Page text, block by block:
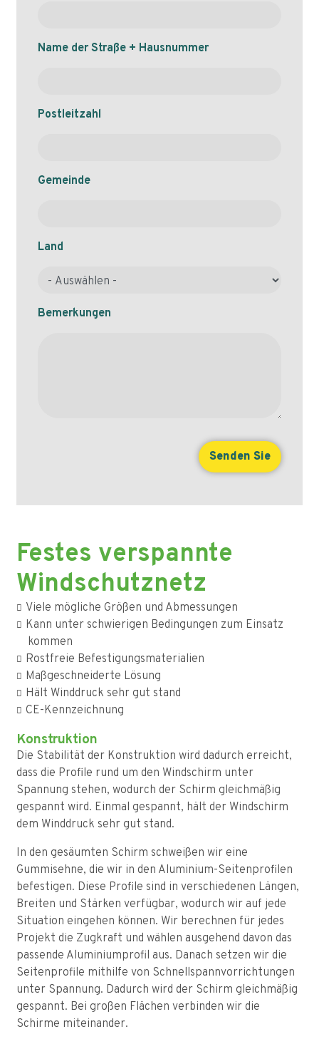
Name der Straße + Hausnummer
Postleitzahl
Gemeinde
Land
Bemerkungen
Festes verspannte
Windschutznetz
Viele mögliche Größen und Abmessungen
Kann unter schwierigen Bedingungen zum Einsatz
kommen
Rostfreie Befestigungsmaterialien
Maßgeschneiderte Lösung
Hält Winddruck sehr gut stand
CE-Kennzeichnung
Konstruktion
Die Stabilität der Konstruktion wird dadurch erreicht,
dass die Profile rund um den Windschirm unter
Spannung stehen, wodurch der Schirm gleichmäßig
gespannt wird. Einmal gespannt, hält der Windschirm
dem Winddruck sehr gut stand.
In den gesäumten Schirm schweißen wir eine
Gummisehne, die wir in den Aluminium-Seitenprofilen
befestigen. Diese Profile sind in verschiedenen Längen,
Breiten und Stärken verfügbar, wodurch wir auf jede
Situation eingehen können. Wir berechnen für jedes
Projekt die Zugkraft und wählen ausgehend davon das
passende Aluminiumprofil aus. Danach setzen wir die
Seitenprofile mithilfe von Schnellspannvorrichtungen
unter Spannung. Dadurch wird der Schirm gleichmäßig
gespannt. Bei großen Flächen verbinden wir die
Schirme miteinander.